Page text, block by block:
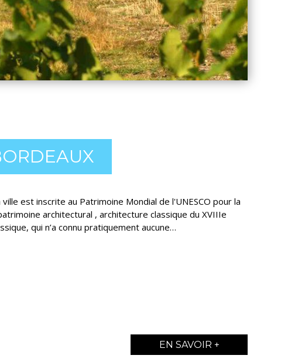
est inscrite au Patrimoine Mondial de l'UNESCO pour la
architectural , architecture classique du XVIIIe
qui n’a connu pratiquement aucune…
EN SAVOIR +